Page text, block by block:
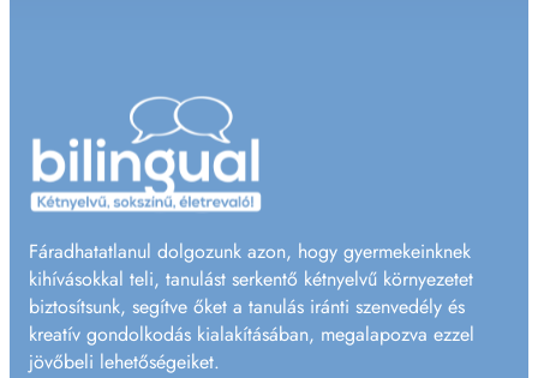
Fáradhatatlanul dolgozunk azon, hogy gyermekeinknek
kihívásokkal teli, tanulást serkentő kétnyelvű környezetet
biztosítsunk, segítve őket a tanulás iránti szenvedély és
kreatív gondolkodás kialakításában, megalapozva ezzel
jövőbeli lehetőségeiket.